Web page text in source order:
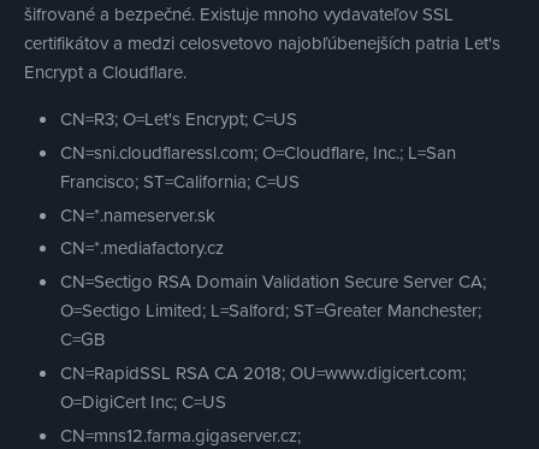
šifrované a bezpečné. Existuje mnoho vydavateľov SSL
certifikátov a medzi celosvetovo najobľúbenejších patria Let's
Encrypt a Cloudflare.
CN=R3; O=Let's Encrypt; C=US
CN=sni.cloudflaressl.com; O=Cloudflare, Inc.; L=San
Francisco; ST=California; C=US
CN=*.nameserver.sk
CN=*.mediafactory.cz
CN=Sectigo RSA Domain Validation Secure Server CA;
O=Sectigo Limited; L=Salford; ST=Greater Manchester;
C=GB
CN=RapidSSL RSA CA 2018; OU=www.digicert.com;
O=DigiCert Inc; C=US
CN=mns12.farma.gigaserver.cz;